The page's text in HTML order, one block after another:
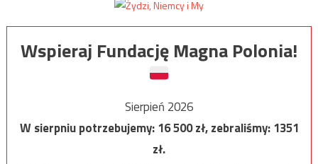
Wspieraj Fundację Magna Polonia!
Sierpień 2026
W sierpniu potrzebujemy:16 500zł, zebraliśmy:1351
zł.